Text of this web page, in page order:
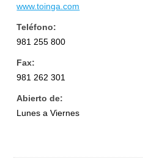
www.toinga.com
Teléfono:
981 255 800
Fax:
981 262 301
Abierto de:
Lunes a Viernes